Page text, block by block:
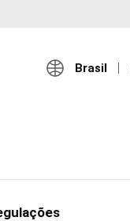
Brasil